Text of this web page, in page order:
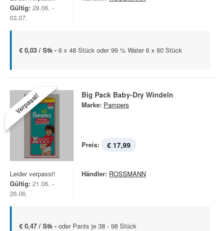
Gültig: 28.06. -
03.07.
€ 0,03 / Stk - 6 x 48 Stück oder 99 % Water 6 x 60 Stück
Verpasst! Big Pack Baby-Dry Windeln
Marke: Pampers
Preis: € 17,99
Leider verpasst!
Gültig: 21.06. -
26.06.
Händler: ROSSMANN
€ 0,47 / Stk - oder Pants je 38 - 98 Stück